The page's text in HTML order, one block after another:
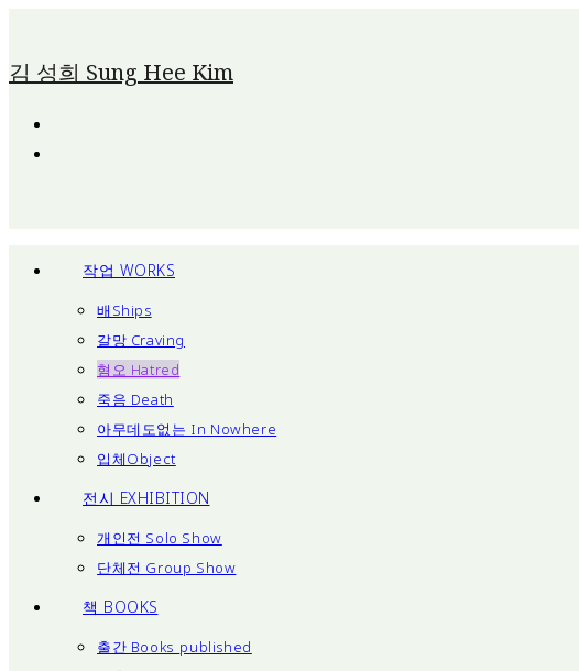
Content
김 성희 Sung Hee Kim
작업 WORKS
배Ships
갈망 Craving
혐오 Hatred
죽음 Death
아무데도없는 In Nowhere
입체Object
전시 EXHIBITION
개인전 Solo Show
단체전 Group Show
책 BOOKS
출간 Books_published